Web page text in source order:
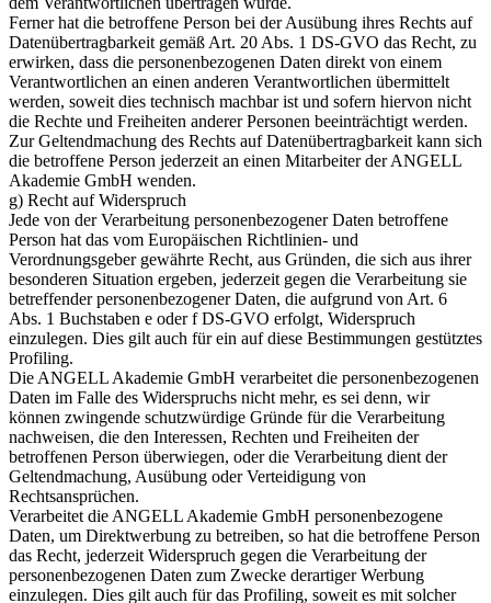
Ferner hat die betroffene Person bei der Ausübung ihres Rechts auf
Datenübertragbarkeit gemäß Art. 20 Abs. 1 DS-GVO das Recht, zu
erwirken, dass die personenbezogenen Daten direkt von einem
Verantwortlichen an einen anderen Verantwortlichen übermittelt
werden, soweit dies technisch machbar ist und sofern hiervon nicht
die Rechte und Freiheiten anderer Personen beeinträchtigt werden.
Zur Geltendmachung des Rechts auf Datenübertragbarkeit kann sich
die betroffene Person jederzeit an einen Mitarbeiter der ANGELL
Akademie GmbH wenden.
g) Recht auf Widerspruch
Jede von der Verarbeitung personenbezogener Daten betroffene
Person hat das vom Europäischen Richtlinien- und
Verordnungsgeber gewährte Recht, aus Gründen, die sich aus ihrer
besonderen Situation ergeben, jederzeit gegen die Verarbeitung sie
betreffender personenbezogener Daten, die aufgrund von Art. 6
Abs. 1 Buchstaben e oder f DS-GVO erfolgt, Widerspruch
einzulegen. Dies gilt auch für ein auf diese Bestimmungen gestütztes
Profiling.
Die ANGELL Akademie GmbH verarbeitet die personenbezogenen
Daten im Falle des Widerspruchs nicht mehr, es sei denn, wir
können zwingende schutzwürdige Gründe für die Verarbeitung
nachweisen, die den Interessen, Rechten und Freiheiten der
betroffenen Person überwiegen, oder die Verarbeitung dient der
Geltendmachung, Ausübung oder Verteidigung von
Rechtsansprüchen.
Verarbeitet die ANGELL Akademie GmbH personenbezogene
Daten, um Direktwerbung zu betreiben, so hat die betroffene Person
das Recht, jederzeit Widerspruch gegen die Verarbeitung der
personenbezogenen Daten zum Zwecke derartiger Werbung
einzulegen. Dies gilt auch für das Profiling, soweit es mit solcher